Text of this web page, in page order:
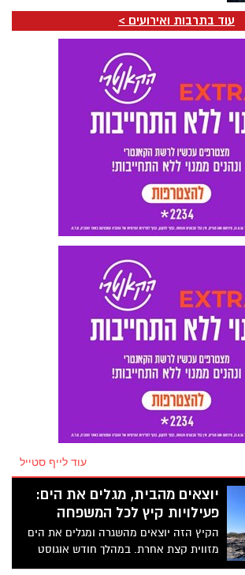
Netflix שעלתה ב-2026 ומבוססת על סדרת
הספרים Man on Fire מאת איי.ג'יי. קווינל .
העלילה עוקבת אחרי ג'ון קריסי, לוחם כוחות
מיוחדים ושכיר חרב לשעבר הסובל
מפוסט־טראומה קשה. קריסי יוצא למסע
נקמה אלים ומסוכן נגד האחראים לפיגוע
המוני.
עוד בתרבות ואירועים >
עוד לייף סטייל
יוצאים מהבית, מגלים את הים:
פעילויות קיץ לכל המשפחה
הקיץ הזה יוצאים מהשגרה ומגלים את הים
מזווית קצת אחרת. במהלך חודש אוגוסט
מזמינה עמותת אקואושן את הקהל הרחב